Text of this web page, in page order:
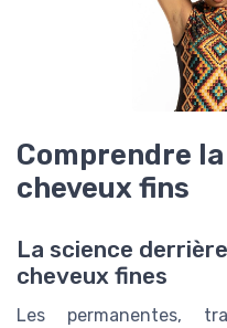
Comprendre
cheveux fins
La science
cheveux fines
Les permanentes,